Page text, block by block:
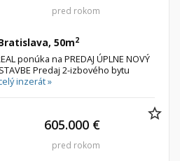
50m2
ponúka na PREDAJ ÚPLNE NOVÝ
Predaj 2-izbového bytu
inzerát »
pred rokom
605.000 €
pred rokom